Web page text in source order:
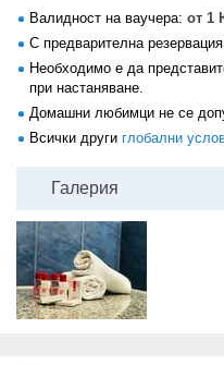
Валидност на ваучера: от 1
С предварителна
Необходимо е да
при настаняване.
Домашни любимци не се
Всички други глобални
Галерия